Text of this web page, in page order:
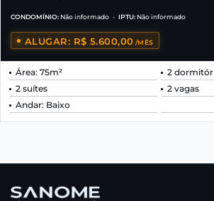
CONDOMÍNIO: Não informado • IPTU: Não informado
ALUGAR: R$ 5.600,00 /MÊS
Área: 75m²
2
2 suítes
2 vagas
Andar: Baixo